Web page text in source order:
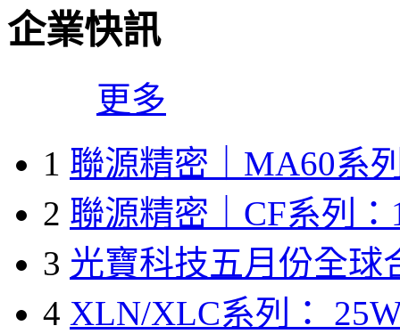
企業快訊
更多
1 聯源精密｜MA60系
2 聯源精密｜CF系列：
3 光寶科技五月份全球
4 XLN/XLC系列：